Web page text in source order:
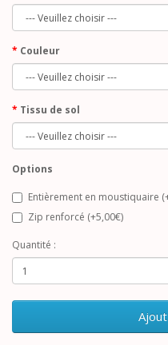
Couleur
Tissu de sol
Options
Entièrement en moustiquaire
Zip renforcé (+5,00€)
Quantité :